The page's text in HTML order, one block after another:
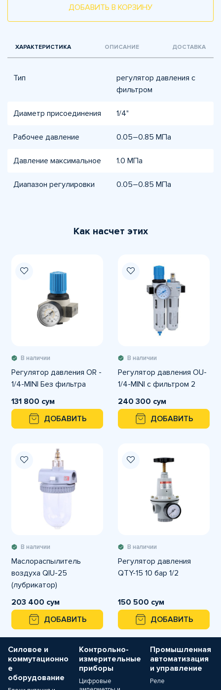
ДОБАВИТЬ В КОРЗИНУ
ХАРАКТЕРИСТИКА ОПИСАНИЕ ДОСТАВКА
Тип
регулятор давления с
фильтром
Диаметр присоединения 1/4"
Рабочее давление 0.05–0.85 МПа
Давление максимальное 1.0 МПа
Диапазон регулировки 0.05–0.85 МПа
Как насчет этих
В наличии
Регулятор давления OR -
1/4-MINI Без фильтра
131 800 сум
ДОБАВИТЬ
В наличии
Регулятор давления OU-
1/4-MINI с фильтром 2
240 300 сум
ДОБАВИТЬ
В наличии
Маслораспылитель
воздуха QIU-25
(лубрикатор)
203 400 сум
ДОБАВИТЬ
В наличии
Регулятор давления
QTY-15 10 бар 1/2
150 500 сум
ДОБАВИТЬ
Силовое и
коммутационно
е
оборудование
Контрольно-
измерительные
приборы
Цифровые
Промышленная
автоматизация
и управление
Реле